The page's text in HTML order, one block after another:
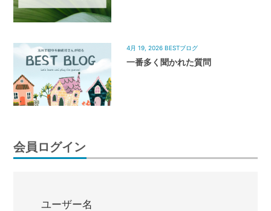
4月 19, 2026 BESTブログ
一番多く聞かれた質問
会員ログイン
ユーザー名